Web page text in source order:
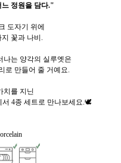
느 정원을 담다."
도자기 위에
꽃과 나비.
나는 양각의 실루엣은
로 만들어 줄 거예요.
치를 지닌
서 4종 세트로 만나보세요.🕊️